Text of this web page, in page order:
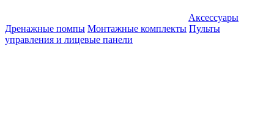
Аксессуары
Дренажные помпы Монтажные комплекты Пульты
управления и лицевые панели